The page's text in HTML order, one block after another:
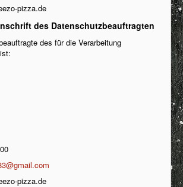
pizza.de
des Datenschutzbeauftragten
des für die Verarbeitung
pizza.de